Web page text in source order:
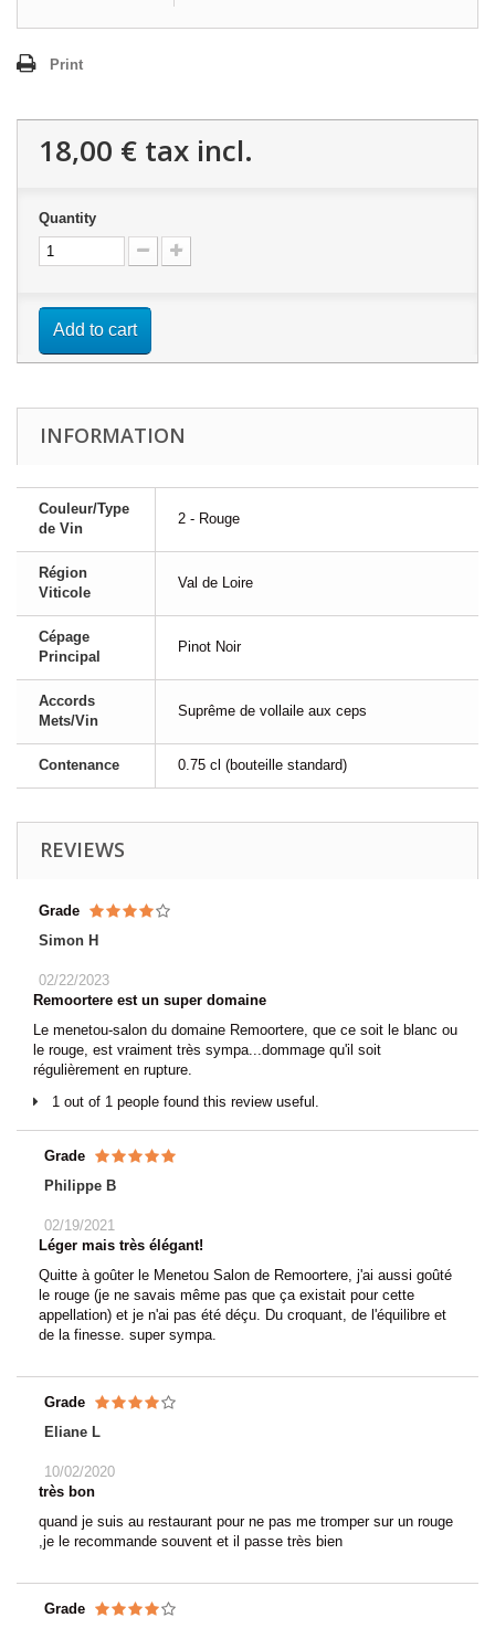
Print
18,00 € tax incl.
Quantity
Add to cart
INFORMATION
Couleur/Type
de Vin
2 - Rouge
Région
Viticole
Val de Loire
Cépage
Principal
Pinot Noir
Accords
Mets/Vin
Suprême de vollaile aux ceps
Contenance 0.75 cl (bouteille standard)
REVIEWS
Grade
Simon H
02/22/2023
Remoortere est un super domaine
Le menetou-salon du domaine Remoortere, que ce soit le blanc ou
le rouge, est vraiment très sympa...dommage qu'il soit
régulièrement en rupture.
1 out of 1 people found this review useful.
Grade
Philippe B
02/19/2021
Léger mais très élégant!
Quitte à goûter le Menetou Salon de Remoortere, j'ai aussi goûté
le rouge (je ne savais même pas que ça existait pour cette
appellation) et je n'ai pas été déçu. Du croquant, de l'équilibre et
de la finesse. super sympa.
Grade
Eliane L
10/02/2020
très bon
quand je suis au restaurant pour ne pas me tromper sur un rouge
,je le recommande souvent et il passe très bien
Grade